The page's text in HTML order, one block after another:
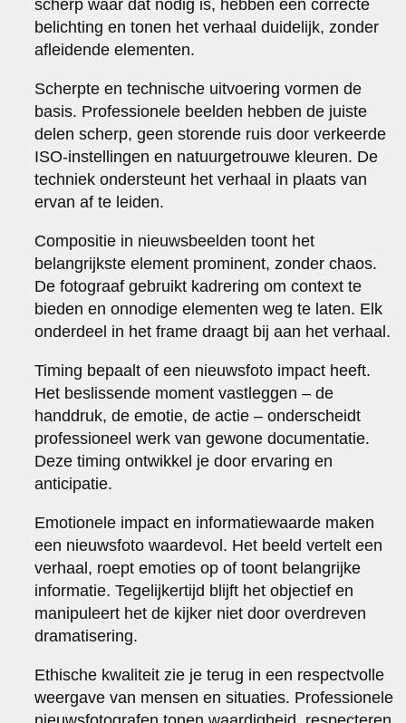
scherp waar dat nodig is, hebben een correcte
belichting en tonen het verhaal duidelijk, zonder
afleidende elementen.
Scherpte en technische uitvoering vormen de
basis. Professionele beelden hebben de juiste
delen scherp, geen storende ruis door verkeerde
ISO-instellingen en natuurgetrouwe kleuren. De
techniek ondersteunt het verhaal in plaats van
ervan af te leiden.
Compositie in nieuwsbeelden toont het
belangrijkste element prominent, zonder chaos.
De fotograaf gebruikt kadrering om context te
bieden en onnodige elementen weg te laten. Elk
onderdeel in het frame draagt bij aan het verhaal.
Timing bepaalt of een nieuwsfoto impact heeft.
Het beslissende moment vastleggen – de
handdruk, de emotie, de actie – onderscheidt
professioneel werk van gewone documentatie.
Deze timing ontwikkel je door ervaring en
anticipatie.
Emotionele impact en informatiewaarde maken
een nieuwsfoto waardevol. Het beeld vertelt een
verhaal, roept emoties op of toont belangrijke
informatie. Tegelijkertijd blijft het objectief en
manipuleert het de kijker niet door overdreven
dramatisering.
Ethische kwaliteit zie je terug in een respectvolle
weergave van mensen en situaties. Professionele